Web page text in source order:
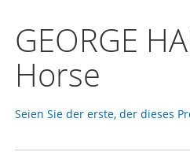
GEORGE
Horse
Seien Sie der erste, der dieses